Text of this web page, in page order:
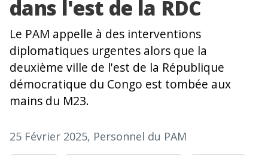
dans l'est de la RDC
Le PAM appelle à des interventions
diplomatiques urgentes alors que la
deuxième ville de l'est de la République
démocratique du Congo est tombée aux
mains du M23.
25 Février 2025, Personnel du PAM